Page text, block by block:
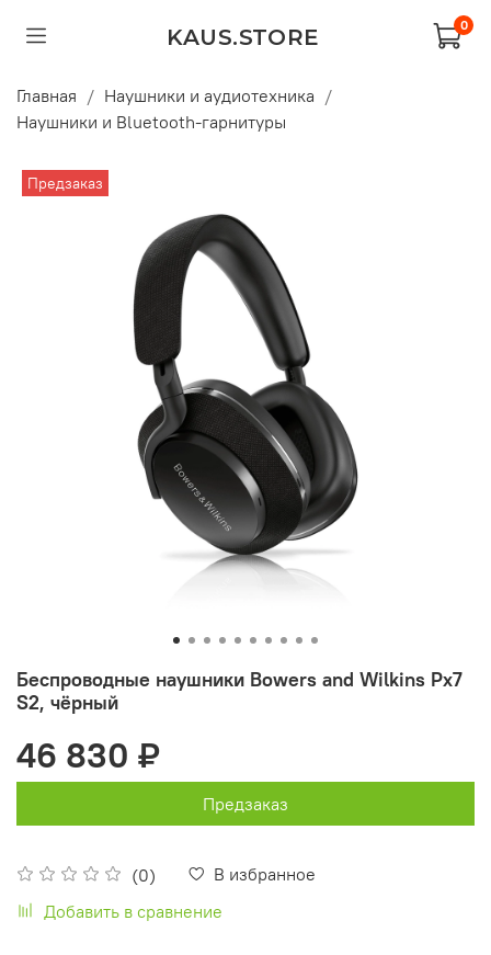
KAUS.STORE 0
Главная
Наушники и аудиотехника
Наушники и Bluetooth-гарнитуры
Предзаказ
Беспроводные наушники Bowers and Wilkins Px7
S2, чёрный
(0)
В избранное
Добавить в сравнение
46 830 ₽
Предзаказ